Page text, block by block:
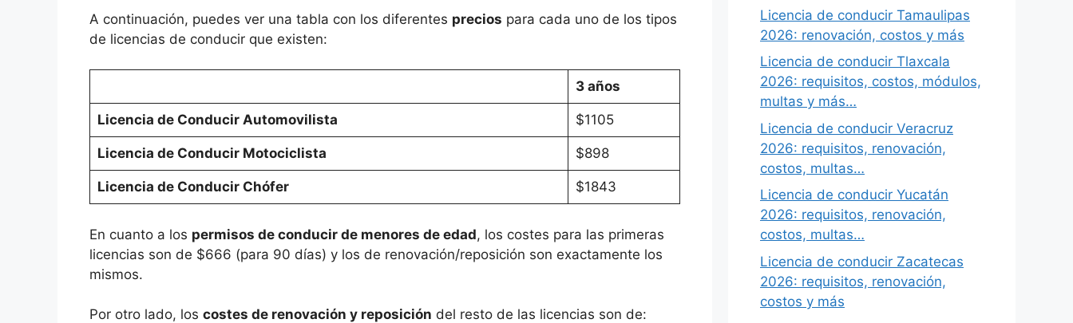
A continuación, puedes ver una tabla con los diferentes precios para cada uno de los tipos
de licencias de conducir que existen:
3 años
Licencia de Conducir Automovilista $1105
Licencia de Conducir Motociclista $898
Licencia de Conducir Chófer $1843
En cuanto a los permisos de conducir de menores de edad, los costes para las primeras
licencias son de $666 (para 90 días) y los de renovación/reposición son exactamente los
mismos.
Por otro lado, los costes de renovación y reposición del resto de las licencias son de:
Licencia de conducir Tamaulipas
2026: renovación, costos y más
Licencia de conducir Tlaxcala
2026: requisitos, costos, módulos,
multas y más…
Licencia de conducir Veracruz
2026: requisitos, renovación,
costos, multas…
Licencia de conducir Yucatán
2026: requisitos, renovación,
costos, multas…
Licencia de conducir Zacatecas
2026: requisitos, renovación,
costos y más